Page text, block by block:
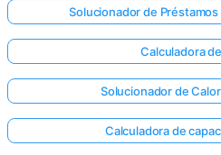
Solucionador de
Calculadora
Solucionador de
Calculadora de